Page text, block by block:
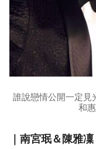
誰說戀情公開一定見
和
｜南宮珉＆陳雅凜